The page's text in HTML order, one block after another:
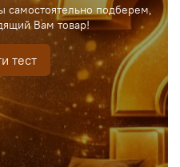
самостоятельно подберем,
Вам товар!
тест